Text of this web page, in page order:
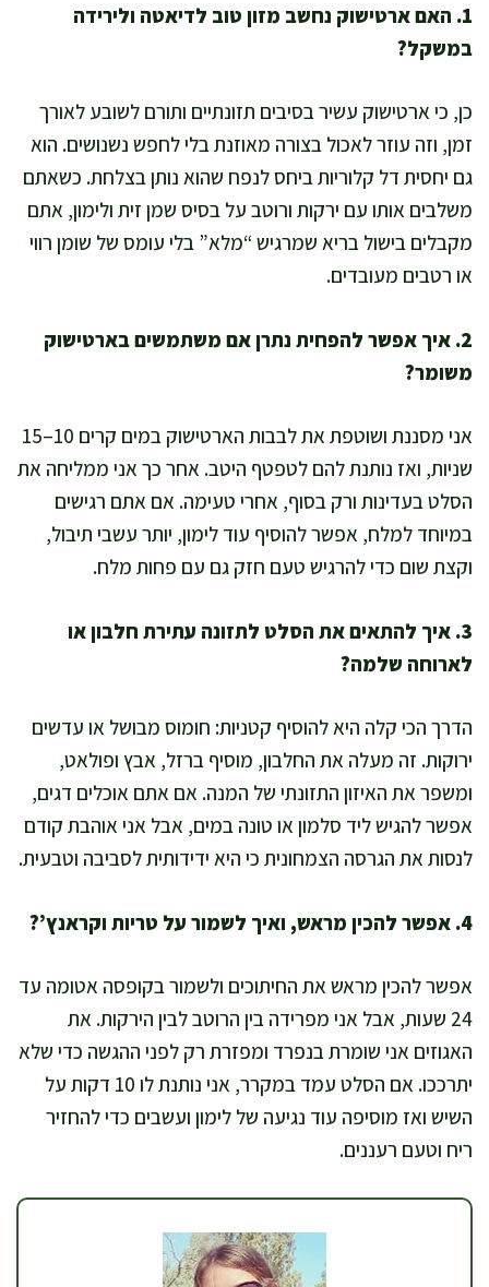
1. האם ארטישוק נחשב מזון טוב לדיאטה ולירידה
במשקל?
כן, כי ארטישוק עשיר בסיבים תזונתיים ותורם לשובע לאורך
זמן, וזה עוזר לאכול בצורה מאוזנת בלי לחפש נשנושים. הוא
גם יחסית דל קלוריות ביחס לנפח שהוא נותן בצלחת. כשאתם
משלבים אותו עם ירקות ורוטב על בסיס שמן זית ולימון, אתם
מקבלים בישול בריא שמרגיש “מלא” בלי עומס של שומן רווי
או רטבים מעובדים.
2. איך אפשר להפחית נתרן אם משתמשים בארטישוק
משומר?
אני מסננת ושוטפת את לבבות הארטישוק במים קרים 10–15
שניות, ואז נותנת להם לטפטף היטב. אחר כך אני ממליחה את
הסלט בעדינות ורק בסוף, אחרי טעימה. אם אתם רגישים
במיוחד למלח, אפשר להוסיף עוד לימון, יותר עשבי תיבול,
וקצת שום כדי להרגיש טעם חזק גם עם פחות מלח.
3. איך להתאים את הסלט לתזונה עתירת חלבון או
לארוחה שלמה?
הדרך הכי קלה היא להוסיף קטניות: חומוס מבושל או עדשים
ירוקות. זה מעלה את החלבון, מוסיף ברזל, אבץ ופולאט,
ומשפר את האיזון התזונתי של המנה. אם אתם אוכלים דגים,
אפשר להגיש ליד סלמון או טונה במים, אבל אני אוהבת קודם
לנסות את הגרסה הצמחונית כי היא ידידותית לסביבה וטבעית.
4. אפשר להכין מראש, ואיך לשמור על טריות וקראנץ’?
אפשר להכין מראש את החיתוכים ולשמור בקופסה אטומה עד
24 שעות, אבל אני מפרידה בין הרוטב לבין הירקות. את
האגוזים אני שומרת בנפרד ומפזרת רק לפני ההגשה כדי שלא
יתרככו. אם הסלט עמד במקרר, אני נותנת לו 10 דקות על
השיש ואז מוסיפה עוד נגיעה של לימון ועשבים כדי להחזיר
ריח וטעם רעננים.